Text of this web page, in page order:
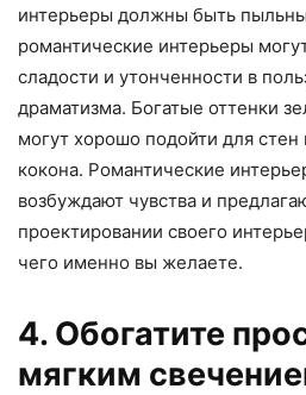
интерьеры должны быть
романтические интерьеры
сладости и утонченности в
драматизма. Богатые оттенки
могут хорошо подойти для стен
кокона. Романтические
возбуждают чувства и
проектировании своего
чего именно вы желаете.
4. Обогатите
мягким